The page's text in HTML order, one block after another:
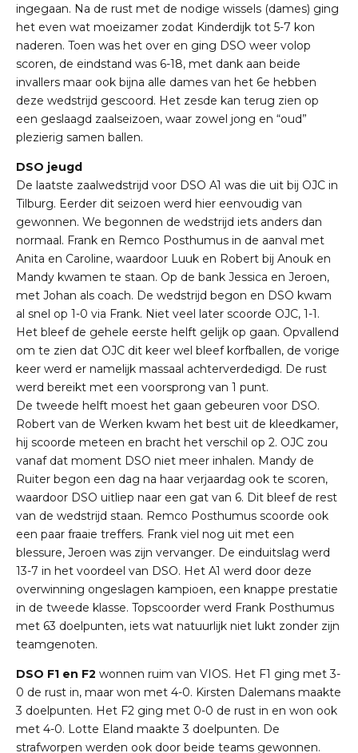
ingegaan. Na de rust met de nodige wissels (dames) ging
het even wat moeizamer zodat Kinderdijk tot 5-7 kon
naderen. Toen was het over en ging DSO weer volop
scoren, de eindstand was 6-18, met dank aan beide
invallers maar ook bijna alle dames van het 6e hebben
deze wedstrijd gescoord. Het zesde kan terug zien op
een geslaagd zaalseizoen, waar zowel jong en “oud”
plezierig samen ballen.
DSO jeugd
De laatste zaalwedstrijd voor DSO A1 was die uit bij OJC in
Tilburg. Eerder dit seizoen werd hier eenvoudig van
gewonnen. We begonnen de wedstrijd iets anders dan
normaal. Frank en Remco Posthumus in de aanval met
Anita en Caroline, waardoor Luuk en Robert bij Anouk en
Mandy kwamen te staan. Op de bank Jessica en Jeroen,
met Johan als coach. De wedstrijd begon en DSO kwam
al snel op 1-0 via Frank. Niet veel later scoorde OJC, 1-1.
Het bleef de gehele eerste helft gelijk op gaan. Opvallend
om te zien dat OJC dit keer wel bleef korfballen, de vorige
keer werd er namelijk massaal achterverdedigd. De rust
werd bereikt met een voorsprong van 1 punt.
De tweede helft moest het gaan gebeuren voor DSO.
Robert van de Werken kwam het best uit de kleedkamer,
hij scoorde meteen en bracht het verschil op 2. OJC zou
vanaf dat moment DSO niet meer inhalen. Mandy de
Ruiter begon een dag na haar verjaardag ook te scoren,
waardoor DSO uitliep naar een gat van 6. Dit bleef de rest
van de wedstrijd staan. Remco Posthumus scoorde ook
een paar fraaie treffers. Frank viel nog uit met een
blessure, Jeroen was zijn vervanger. De einduitslag werd
13-7 in het voordeel van DSO. Het A1 werd door deze
overwinning ongeslagen kampioen, een knappe prestatie
in de tweede klasse. Topscoorder werd Frank Posthumus
met 63 doelpunten, iets wat natuurlijk niet lukt zonder zijn
teamgenoten.
DSO F1 en F2 wonnen ruim van VIOS. Het F1 ging met 3-
0 de rust in, maar won met 4-0. Kirsten Dalemans maakte
3 doelpunten. Het F2 ging met 0-0 de rust in en won ook
met 4-0. Lotte Eland maakte 3 doelpunten. De
strafworpen werden ook door beide teams gewonnen.